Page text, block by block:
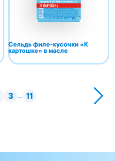
Сельдь филе-кусочки «К
картошке» в масле
3 ... 11